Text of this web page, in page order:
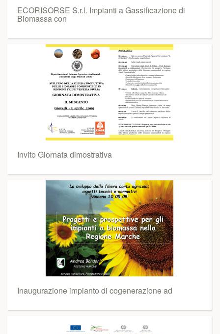
ECORISORSE S.r.l. Impianti a Gassificazione di
Biomassa con
Invito Giornata dimostrativa
Inaugurazione impianto di cogenerazione ad